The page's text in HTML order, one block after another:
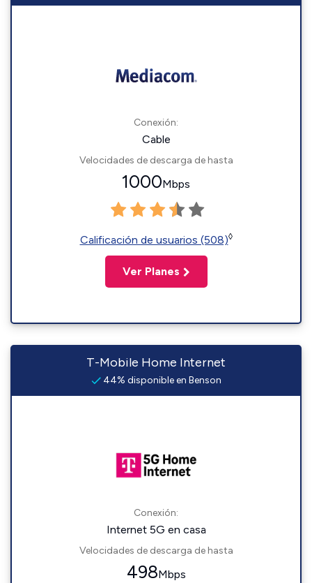
Conexión:
Cable
Velocidades de descarga de hasta
1000Mbps
Calificación de usuarios (508)◊
Ver Planes
T-Mobile Home Internet
44% disponible en Benson
Conexión:
Internet 5G en casa
Velocidades de descarga de hasta
498Mbps